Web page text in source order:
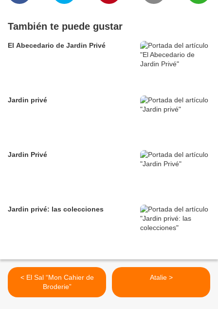
También te puede gustar
El Abecedario de Jardin Privé
Jardin privé
Jardin Privé
Jardin privé: las colecciones
< El Sal “Mon Cahier de
Broderie”
Atalie >